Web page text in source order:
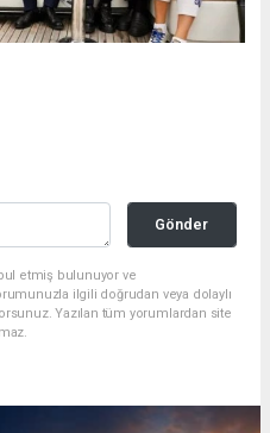
Gönder
etmiş bulunuyor ve
ilgili doğrudan veya dolaylı
Yazılan tüm yorumlardan site